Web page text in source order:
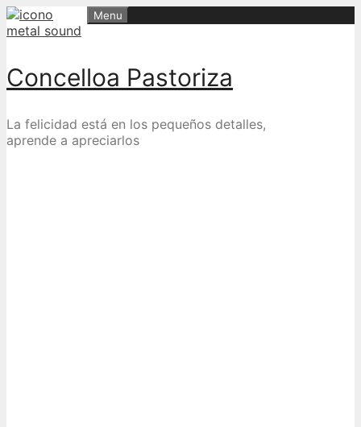
Skip
to
Concelloa Pastoriza
La felicidad está en los pequeños detalles,
aprende a apreciarlos
Menu